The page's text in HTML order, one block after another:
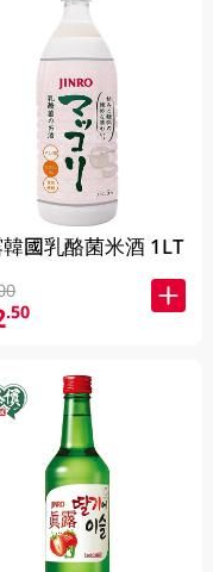
國乳酪菌米酒 1LT
.50